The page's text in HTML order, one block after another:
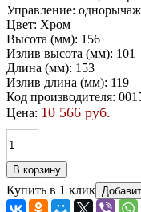
Управление:
Цвет: Хром
Высота (мм): 156
Излив высота (мм): 101
Длина (мм): 153
Излив длина (мм): 119
Код производителя:
Цена: 10 566 руб.
Купить в 1 клик